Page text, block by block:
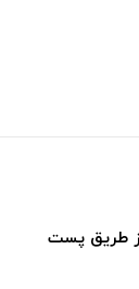
طریق پست